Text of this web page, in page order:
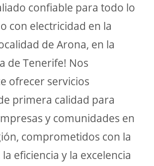
confiable para todo lo
con electricidad en la
de Arona, en la
de Tenerife! Nos
ofrecer servicios
primera calidad para
y comunidades en
comprometidos con la
eficiencia y la excelencia